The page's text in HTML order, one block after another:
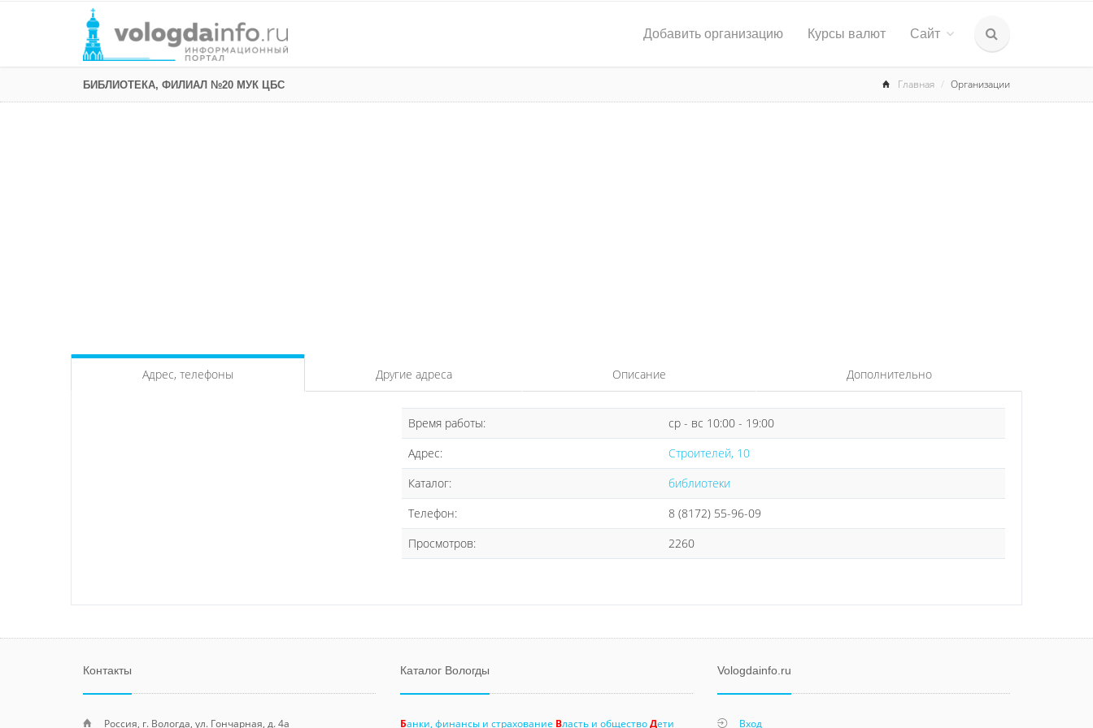
Добавить организацию Курсы валют Сайт
БИБЛИОТЕКА, ФИЛИАЛ №20 МУК ЦБС Главная Организации
Адрес, телефоны Другие адреса Описание Дополнительно
Время работы:
ср - вс 10:00 - 19:00
Адрес:
Строителей, 10
Каталог:
библиотеки
Телефон:
8 (8172) 55-96-09
Просмотров:
2260
Контакты
Россия, г. Вологда, ул. Гончарная, д. 4а
Каталог Вологды
Банки, финансы и страхование Власть и обществоДети
Vologdainfo.ru
Вход